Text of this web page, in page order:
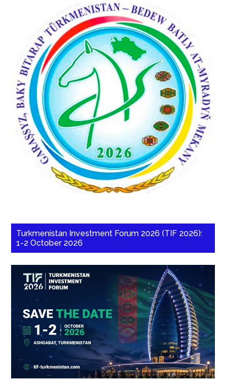
Turkmenistan Investment Forum 2026 (TIF 2026):
1-2 October 2026